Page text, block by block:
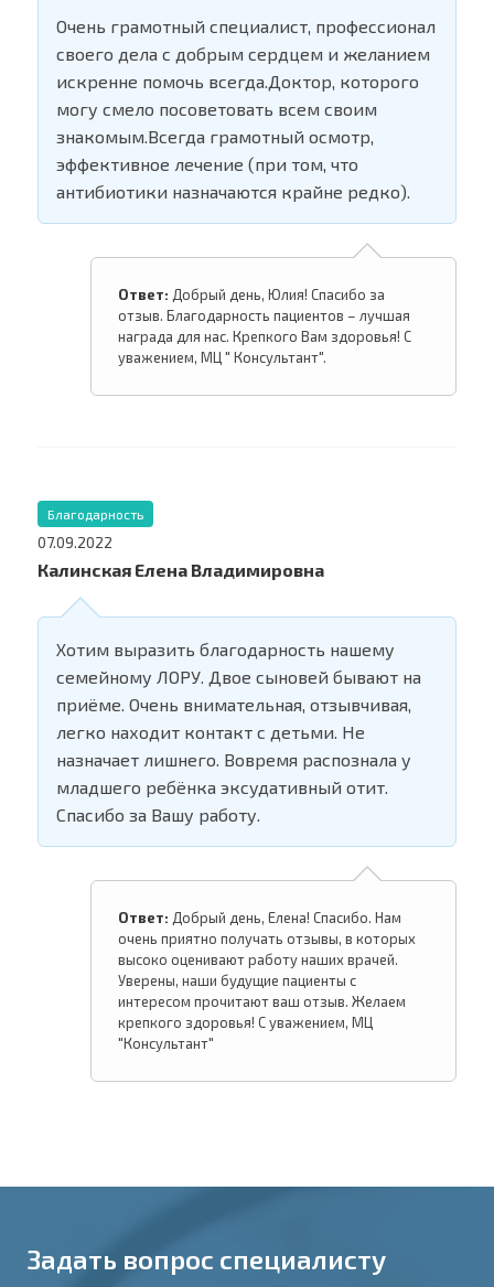
Очень грамотный специалист, профессионал
своего дела с добрым сердцем и желанием
искренне помочь всегда.Доктор, которого
могу смело посоветовать всем своим
знакомым.Всегда грамотный осмотр,
эффективное лечение (при том, что
антибиотики назначаются крайне редко).
Ответ: Добрый день, Юлия! Спасибо за
отзыв. Благодарность пациентов – лучшая
награда для нас. Крепкого Вам здоровья! С
уважением, МЦ " Консультант".
Благодарность
07.09.2022
Калинская Елена Владимировна
Хотим выразить благодарность нашему
семейному ЛОРУ. Двое сыновей бывают на
приёме. Очень внимательная, отзывчивая,
легко находит контакт с детьми. Не
назначает лишнего. Вовремя распознала у
младшего ребёнка эксудативный отит.
Спасибо за Вашу работу.
Ответ: Добрый день, Елена! Спасибо. Нам
очень приятно получать отзывы, в которых
высоко оценивают работу наших врачей.
Уверены, наши будущие пациенты с
интересом прочитают ваш отзыв. Желаем
крепкого здоровья! С уважением, МЦ
"Консультант"
Задать вопрос специалисту